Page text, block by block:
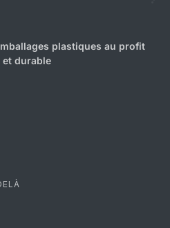
plastiques au profit
durable